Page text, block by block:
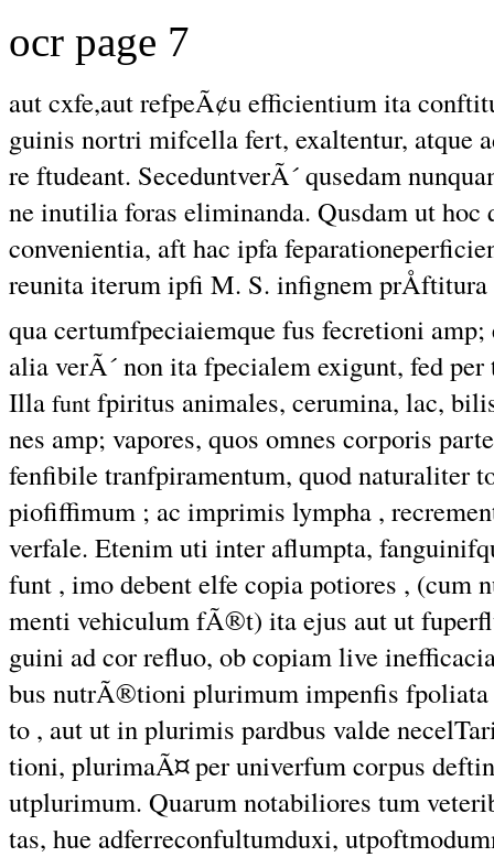
ocr page 7
aut cxfe,aut refpeÃ¢u efficientium ita
guinis nortri mifcella fert, exaltentur, atque
re ftudeant. SeceduntverÃ´ qusedam
ne inutilia foras eliminanda. Qusdam ut
convenientia, aft hac ipfa
reunita iterum ipfi M. S. infignem
qua certumfpeciaiemque fus fecretioni
alia verÃ´ non ita fpecialem exigunt, fed
Illa funt fpiritus animales, cerumina, lac,
nes amp; vapores, quos omnes corporis
fenfibile tranfpiramentum, quod naturaliter
piofiffimum ; ac imprimis lympha ,
verfale. Etenim uti inter aflumpta,
funt , imo debent elfe copia potiores , (cum
menti vehiculum fÃ®t) ita ejus aut ut
guini ad cor refluo, ob copiam live
bus nutrÃ®tioni plurimum impenfis
to , aut ut in plurimis pardbus valde
tioni, plurimaÃ¤ per univerfum corpus
utplurimum. Quarum notabiliores tum
tas, hue adferreconfultumduxi,